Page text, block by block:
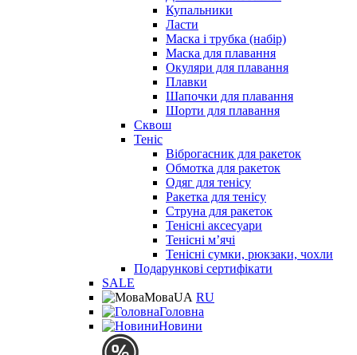
Купальники
Ласти
Маска і трубка (набір)
Маска для плавання
Окуляри для плавання
Плавки
Шапочки для плавання
Шорти для плавання
Сквош
Теніс
Віброгасник для ракеток
Обмотка для ракеток
Одяг для тенісу
Ракетка для тенісу
Струна для ракеток
Тенісні аксесуари
Тенісні мʼячі
Тенісні сумки, рюкзаки, чохли
Подарункові сертифікати
SALE
МоваUA RU
Головна
Новини